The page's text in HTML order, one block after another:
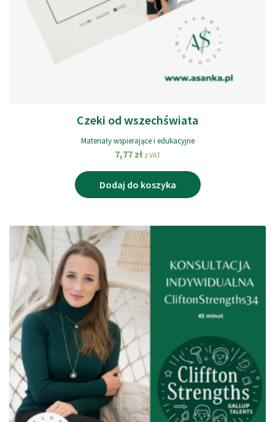
Czeki od wszechświata
Materiały wspierające i edukacyjne
7,77 zł z VAT
Dodaj do koszyka